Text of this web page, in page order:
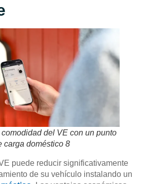
del VE con un punto
carga doméstico 8
puede reducir significativamente
de su vehículo instalando un